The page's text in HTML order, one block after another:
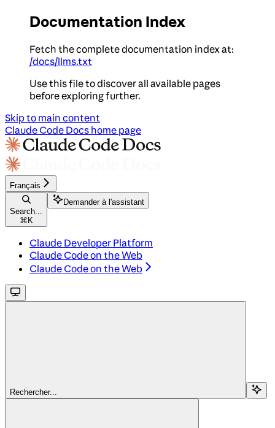
Documentation Index
Fetch the complete documentation index at:
/docs/llms.txt
Use this file to discover all available pages
before exploring further.
Skip to main content
Claude Code Docs home page
Français
Search...
⌘ K
Demander à l'assistant
Claude Developer Platform
Claude Code on the Web
Claude Code on the Web
Rechercher...